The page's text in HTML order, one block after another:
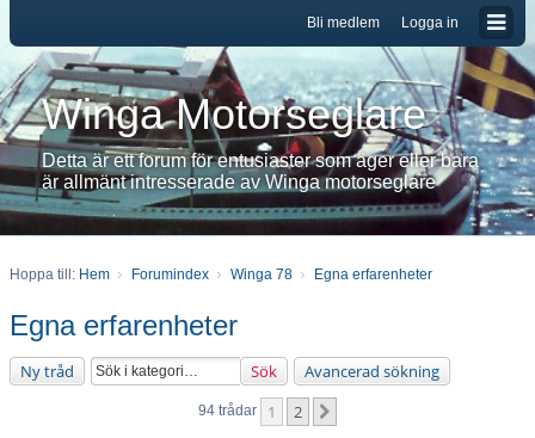
Logga in
Bli medlem
Winga Motorseglare
Detta är ett forum för entusiaster som äger eller bara
är allmänt intresserade av Winga motorseglare
Hoppa till: Hem Forumindex Winga 78 Egna erfarenheter
Egna erfarenheter
Ny tråd Sök Avancerad sökning
94 trådar 1 2